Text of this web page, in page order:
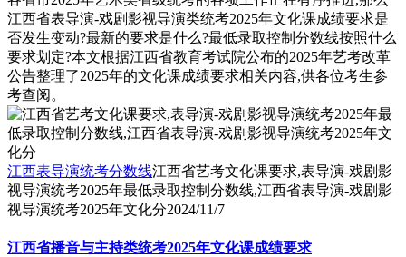
江西省表导演-戏剧影视导演类统考2025年文化课成绩要求是
否发生变动?最新的要求是什么?最低录取控制分数线按照什么
要求划定?本文根据江西省教育考试院公布的2025年艺考改革
公告整理了2025年的文化课成绩要求相关内容,供各位考生参
考查阅。
江西表导演统考分数线江西省艺考文化课要求,表导演-戏剧影
视导演统考2025年最低录取控制分数线,江西省表导演-戏剧影
视导演统考2025年文化分2024/11/7
江西省播音与主持类统考2025年文化课成绩要求